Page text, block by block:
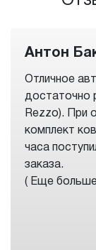
Антон
Отличное
достаточно
Rezzo). При
комплект
часа
заказа.
( Еще